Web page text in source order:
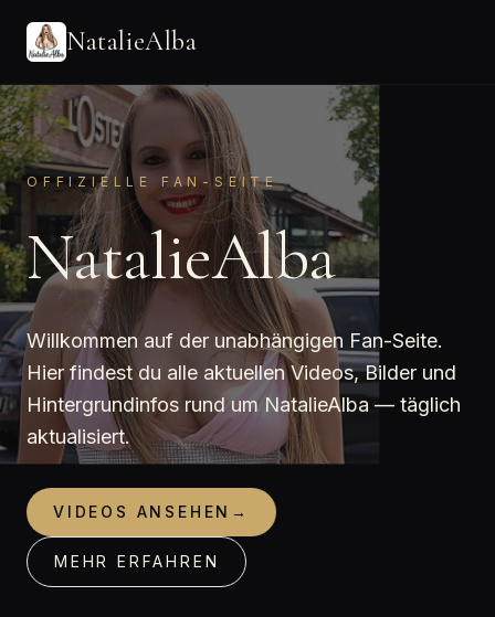
NatalieAlba
OFFIZIELLE FAN-SEITE
NatalieAlba
Willkommen auf der unabhängigen Fan-Seite.
Hier findest du alle aktuellen Videos, Bilder und
Hintergrundinfos rund um NatalieAlba — täglich
aktualisiert.
VIDEOS ANSEHEN →
MEHR ERFAHREN